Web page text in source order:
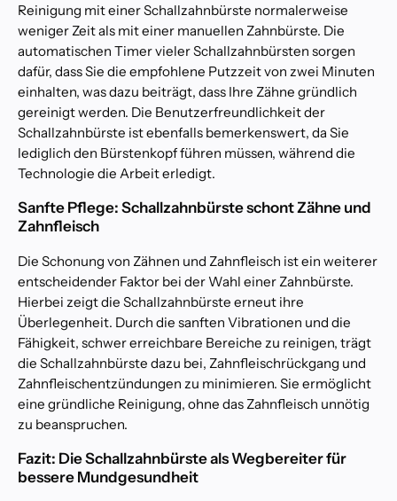
Reinigung mit einer Schallzahnbürste normalerweise
weniger Zeit als mit einer manuellen Zahnbürste. Die
automatischen Timer vieler Schallzahnbürsten sorgen
dafür, dass Sie die empfohlene Putzzeit von zwei Minuten
einhalten, was dazu beiträgt, dass Ihre Zähne gründlich
gereinigt werden. Die Benutzerfreundlichkeit der
Schallzahnbürste ist ebenfalls bemerkenswert, da Sie
lediglich den Bürstenkopf führen müssen, während die
Technologie die Arbeit erledigt.
Sanfte Pflege: Schallzahnbürste schont Zähne und
Zahnfleisch
Die Schonung von Zähnen und Zahnfleisch ist ein weiterer
entscheidender Faktor bei der Wahl einer Zahnbürste.
Hierbei zeigt die Schallzahnbürste erneut ihre
Überlegenheit. Durch die sanften Vibrationen und die
Fähigkeit, schwer erreichbare Bereiche zu reinigen, trägt
die Schallzahnbürste dazu bei, Zahnfleischrückgang und
Zahnfleischentzündungen zu minimieren. Sie ermöglicht
eine gründliche Reinigung, ohne das Zahnfleisch unnötig
zu beanspruchen.
Fazit: Die Schallzahnbürste als Wegbereiter für
bessere Mundgesundheit